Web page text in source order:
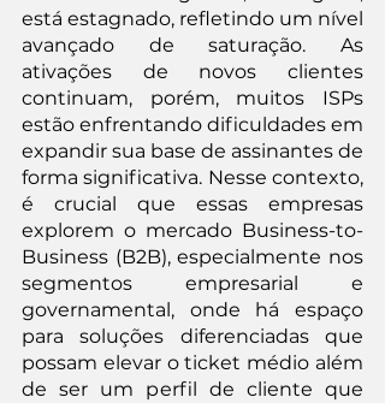
está estagnado, refletindo um nível
avançado de saturação. As
ativações de novos clientes
continuam, porém, muitos ISPs
estão enfrentando dificuldades em
expandir sua base de assinantes de
forma significativa. Nesse contexto,
é crucial que essas empresas
explorem o mercado Business-to-
Business (B2B), especialmente nos
segmentos empresarial e
governamental, onde há espaço
para soluções diferenciadas que
possam elevar o ticket médio além
de ser um perfil de cliente que